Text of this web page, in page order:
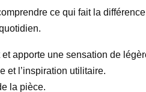
ce qui fait la
apporte une sensation de
et l’inspiration utilitaire.
la pièce.